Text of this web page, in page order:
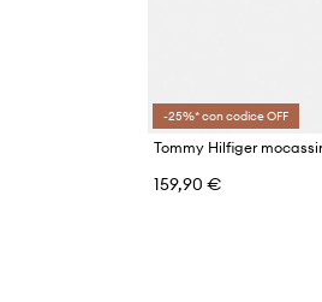
-25%* con codice OFF
159,90 €